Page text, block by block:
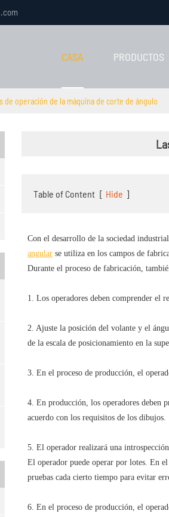
CASA PRODUCTOS
de operación de la máquina de corte de ángulo
Table of Content [ Hide ]
Con el desarrollo de la sociedad
angular se utiliza en los campos de
Durante el proceso de fabricación,
1. Los operadores deben comprender el
2. Ajuste la posición del volante y el
de la escala de posicionamiento en la
3. En el proceso de producción, el
4. En producción, los operadores deben
acuerdo con los requisitos de los dibujos.
5. El operador realizará una
El operador puede operar por lotes. En
pruebas cada cierto tiempo para evitar
6. En el proceso de producción, el